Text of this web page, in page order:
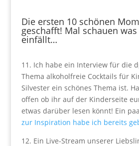
Die ersten 10 schönen
geschafft! Mal schauen
einfällt…
11. Ich habe ein Interview für die
Thema alkoholfreie Cocktails für
Silvester ein schönes Thema ist.
offen ob ihr auf der Kinderseite
etwas darüber lesen könnt! Ein
zur Inspiration habe ich bereits
12. Ein Live-Stream unserer